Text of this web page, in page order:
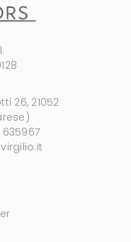
26, 21052
635967